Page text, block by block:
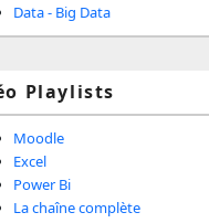
Data - Big Data
Playlists
Moodle
Excel
Power Bi
La chaîne complète